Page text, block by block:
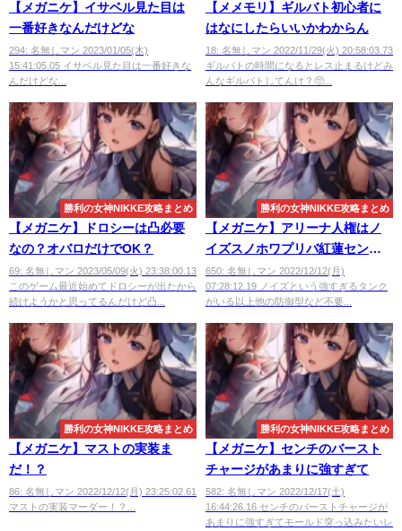
【メガニケ】イサベル見た目は
一番好きなんだけどな
294: 名無しマン 2023/01/05(木)
15:41:05.05 イサベル見た目は一番好きな
んだけどな...
【メメモリ】ギルバト初心者に
はなにしたらいいかわからん
18: 名無しマン 2022/11/29(火) 20:58:03.73
ギルバトの時間になるとレス止まるけどみ
んなギルバトしてんけ？🥺...
勝利の女神NIKKE攻略まとめ
【メガニケ】ドロシーは凸必要
なの？オバロだけでOK？
69: 名無しマン 2023/05/09(火) 23:38:00.13
このゲーム最近始めてドロシーが出たから
続けようかと思ってるんだけど凸...
勝利の女神NIKKE攻略まとめ
【メガニケ】アリーナ人権はノ
イズスノホワプリバ紅蓮センチ
でいいか？
650: 名無しマン 2022/12/12(月)
07:28:12.19 ノイズという強すぎるタンク
がいる以上他の防御型など不要...
勝利の女神NIKKE攻略まとめ
【メガニケ】マストの実装ま
だ！？
86: 名無しマン 2022/12/12(月) 23:25:02.61
マストの実装マーダー！？...
勝利の女神NIKKE攻略まとめ
【メガニケ】センチのバースト
チャージがあまりに強すぎて
582: 名無しマン 2022/12/17(土)
16:44:26.16 センチのバーストチャージが
あまりに強すぎてモールド突っ込みたいレ